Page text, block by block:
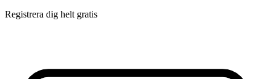
Registrera dig helt gratis